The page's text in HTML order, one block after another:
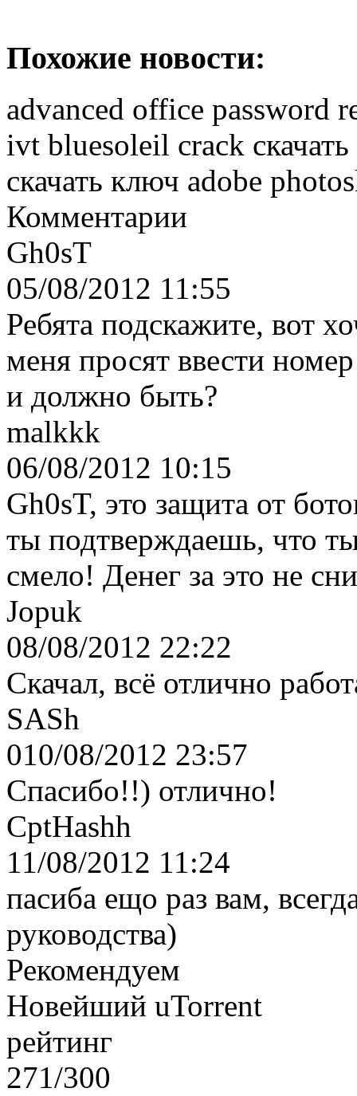
Похожие новости:
advanced office password
ivt bluesoleil crack скачать
скачать ключ adobe
Комментарии
Gh0sT
05/08/2012 11:55
Ребята подскажите, вот
меня просят ввести
и должно быть?
malkkk
06/08/2012 10:15
Gh0sT, это защита от
ты подтверждаешь, что
смело! Денег за это не
Jopuk
08/08/2012 22:22
Скачал, всё отлично
SASh
010/08/2012 23:57
Спасибо!!) отлично!
CptHashh
11/08/2012 11:24
пасиба ещо раз вам,
руководства)
Рекомендуем
Новейший uTorrent
рейтинг
271/300